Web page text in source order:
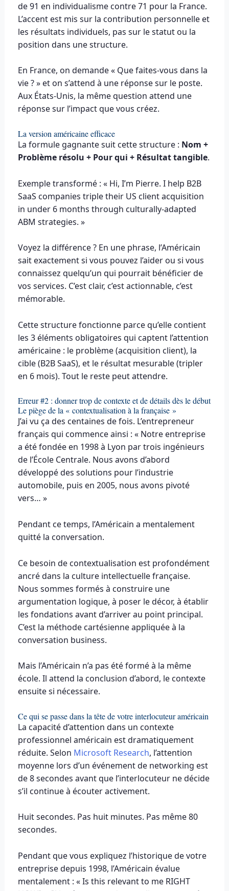
de 91 en individualisme contre 71 pour la France.
L’accent est mis sur la contribution personnelle et
les résultats individuels, pas sur le statut ou la
position dans une structure.
En France, on demande « Que faites-vous dans la
vie ? » et on s’attend à une réponse sur le poste.
Aux États-Unis, la même question attend une
réponse sur l’impact que vous créez.
La version américaine efficace
La formule gagnante suit cette structure : Nom +
Problème résolu + Pour qui + Résultat tangible.
Exemple transformé : « Hi, I’m Pierre. I help B2B
SaaS companies triple their US client acquisition
in under 6 months through culturally-adapted
ABM strategies. »
Voyez la différence ? En une phrase, l’Américain
sait exactement si vous pouvez l’aider ou si vous
connaissez quelqu’un qui pourrait bénéficier de
vos services. C’est clair, c’est actionnable, c’est
mémorable.
Cette structure fonctionne parce qu’elle contient
les 3 éléments obligatoires qui captent l’attention
américaine : le problème (acquisition client), la
cible (B2B SaaS), et le résultat mesurable (tripler
en 6 mois). Tout le reste peut attendre.
Erreur #2 : donner trop de contexte et de détails dès le début
Le piège de la « contextualisation à la française »
J’ai vu ça des centaines de fois. L’entrepreneur
français qui commence ainsi : « Notre entreprise
a été fondée en 1998 à Lyon par trois ingénieurs
de l’École Centrale. Nous avons d’abord
développé des solutions pour l’industrie
automobile, puis en 2005, nous avons pivoté
vers… »
Pendant ce temps, l’Américain a mentalement
quitté la conversation.
Ce besoin de contextualisation est profondément
ancré dans la culture intellectuelle française.
Nous sommes formés à construire une
argumentation logique, à poser le décor, à établir
les fondations avant d’arriver au point principal.
C’est la méthode cartésienne appliquée à la
conversation business.
Mais l’Américain n’a pas été formé à la même
école. Il attend la conclusion d’abord, le contexte
ensuite si nécessaire.
Ce qui se passe dans la tête de votre interlocuteur américain
La capacité d’attention dans un contexte
professionnel américain est dramatiquement
réduite. Selon Microsoft Research, l’attention
moyenne lors d’un événement de networking est
de 8 secondes avant que l’interlocuteur ne décide
s’il continue à écouter activement.
Huit secondes. Pas huit minutes. Pas même 80
secondes.
Pendant que vous expliquez l’historique de votre
entreprise depuis 1998, l’Américain évalue
mentalement : « Is this relevant to me RIGHT